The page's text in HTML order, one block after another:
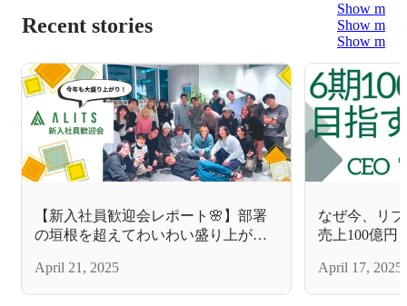
Recent stories
Show more
Show more
Show more
【新入社員歓迎会レポート🌸】部署
の垣根を超えてわいわい盛り上がり
April 21, 2025
なぜ今、リ
売上100億円
April 17, 2025